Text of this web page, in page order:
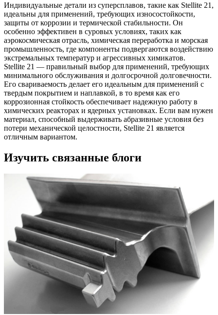
Индивидуальные детали из суперсплавов, такие как Stellite 21,
идеальны для применений, требующих износостойкости,
защиты от коррозии и термической стабильности. Он
особенно эффективен в суровых условиях, таких как
аэрокосмическая отрасль, химическая переработка и морская
промышленность, где компоненты подвергаются воздействию
экстремальных температур и агрессивных химикатов.
Stellite 21 — правильный выбор для применений, требующих
минимального обслуживания и долгосрочной долговечности.
Его свариваемость делает его идеальным для применений с
твердым покрытием и наплавкой, в то время как его
коррозионная стойкость обеспечивает надежную работу в
химических реакторах и ядерных установках. Если вам нужен
материал, способный выдерживать абразивные условия без
потери механической целостности, Stellite 21 является
отличным вариантом.
Изучить связанные блоги